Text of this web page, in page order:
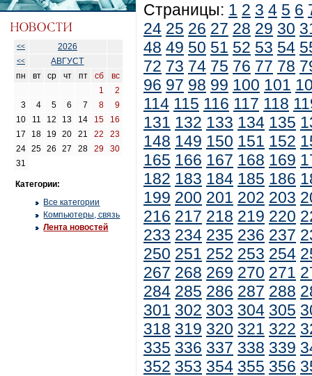
<< 2026
<<
АВГУСТ
пн
вт ср чт пт сб
вс
1
2
3
4 5 6 7 8
9
10
11 12 13 14 15
16
17
18 19 20 21 22
23
24
25 26 27 28 29
30
31
Категории:
Все категории
Компьютеры, связь
Лента новостей
Страницы: 1 2 3 4 5 6
24 25 26 27 28 29 30
48 49 50 51 52 53 54
72 73 74 75 76 77 78
96 97 98 99 100 101
114 115 116 117 118
131 132 133 134 135
148 149 150 151 152
165 166 167 168 169
182 183 184 185 186
199 200 201 202 203
216 217 218 219 220
233 234 235 236 237
250 251 252 253 254
267 268 269 270 271
284 285 286 287 288
301 302 303 304 305
318 319 320 321 322
335 336 337 338 339
352 353 354 355 356